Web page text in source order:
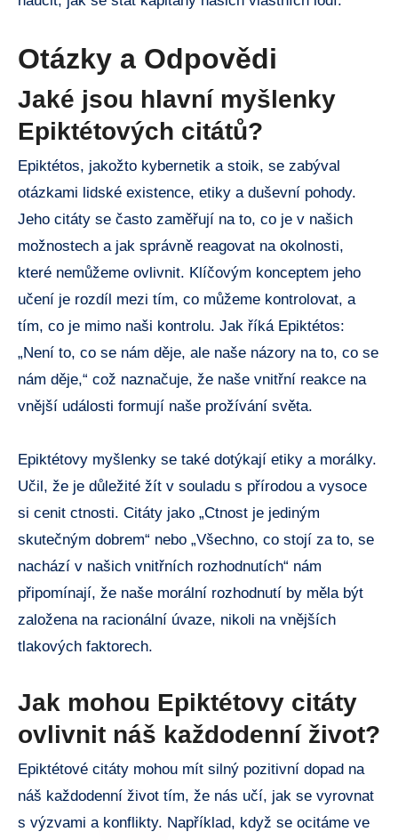
Otázky a Odpovědi
Jaké jsou hlavní myšlenky
Epiktétových citátů?
Epiktétos, jakožto kybernetik a stoik, se zabýval
otázkami lidské existence, etiky a duševní pohody.
Jeho citáty se často zaměřují na to, co je v našich
možnostech a jak správně reagovat na okolnosti,
které nemůžeme ovlivnit. Klíčovým konceptem jeho
učení je rozdíl mezi tím, co můžeme kontrolovat, a
tím, co je mimo naši kontrolu. Jak říká Epiktétos:
„Není to, co se nám děje, ale naše názory na to, co se
nám děje,“ což naznačuje, že naše vnitřní reakce na
vnější události formují naše prožívání světa.
Epiktétovy myšlenky se také dotýkají etiky a morálky.
Učil, že je důležité žít v souladu s přírodou a vysoce
si cenit ctnosti. Citáty jako „Ctnost je jediným
skutečným dobrem“ nebo „Všechno, co stojí za to, se
nachází v našich vnitřních rozhodnutích“ nám
připomínají, že naše morální rozhodnutí by měla být
založena na racionální úvaze, nikoli na vnějších
tlakových faktorech.
Jak mohou Epiktétovy citáty
ovlivnit náš každodenní život?
Epiktétové citáty mohou mít silný pozitivní dopad na
náš každodenní život tím, že nás učí, jak se vyrovnat
s výzvami a konflikty. Například, když se ocitáme ve